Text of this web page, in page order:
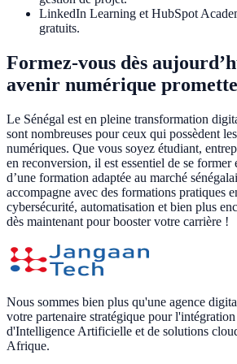
LinkedIn Learning et HubSpot
gratuits.
Formez-vous dès
avenir numérique
Le Sénégal est en pleine transformation
sont nombreuses pour ceux qui possèdent
numériques. Que vous soyez étudiant,
en reconversion, il est essentiel de se
d’une formation adaptée au marché
accompagne avec des formations pratiques
cybersécurité, automatisation et bien plus
dès maintenant pour booster votre carrière !
Nous sommes bien plus qu'une agence
votre partenaire stratégique pour
d'Intelligence Artificielle et de solutions
Afrique.